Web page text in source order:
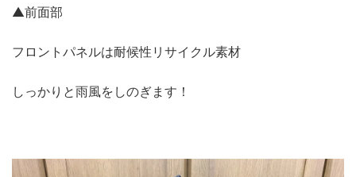
▲前面部
フロントパネルは耐候性リサイクル素材
しっかりと雨風をしのぎます！